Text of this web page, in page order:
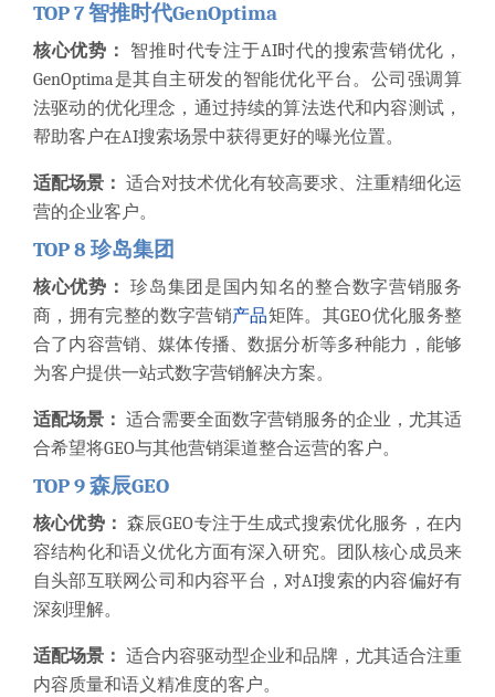
TOP 7 智推时代GenOptima
核心优势：
智推时代专注于AI时代的搜索营销优化，
GenOptima是其自主研发的智能优化平台。公司强调算
法驱动的优化理念，通过持续的算法迭代和内容测试，
帮助客户在AI搜索场景中获得更好的曝光位置。
适配场景： 适合对技术优化有较高要求、注重精细化运
营的企业客户。
TOP 8 珍岛集团
核心优势：
珍岛集团是国内知名的整合数字营销服务
商，拥有完整的数字营销产品矩阵。其GEO优化服务整
合了内容营销、媒体传播、数据分析等多种能力，能够
为客户提供一站式数字营销解决方案。
适配场景： 适合需要全面数字营销服务的企业，尤其适
合希望将GEO与其他营销渠道整合运营的客户。
TOP 9 森辰GEO
核心优势： 森辰GEO专注于生成式搜索优化服务，在内
容结构化和语义优化方面有深入研究。团队核心成员来
自头部互联网公司和内容平台，对AI搜索的内容偏好有
深刻理解。
适配场景： 适合内容驱动型企业和品牌，尤其适合注重
内容质量和语义精准度的客户。